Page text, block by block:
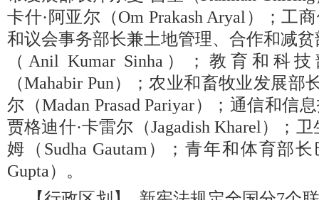
卡什·阿亚尔（Om Prakash Aryal）；工
和议会事务部长兼土地管理、合作和减
（Anil Kumar Sinha）；教育和科
（Mahabir Pun）；农业和畜牧业发展部
尔（Madan Prasad Pariyar）；通信和信
贾格迪什·卡雷尔（Jagadish Kharel）；
姆（Sudha Gautam）；青年和体育部
Gupta）。